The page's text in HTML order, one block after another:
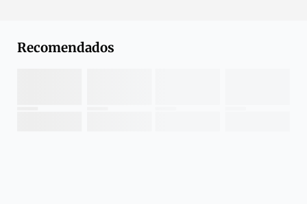
Recomendados